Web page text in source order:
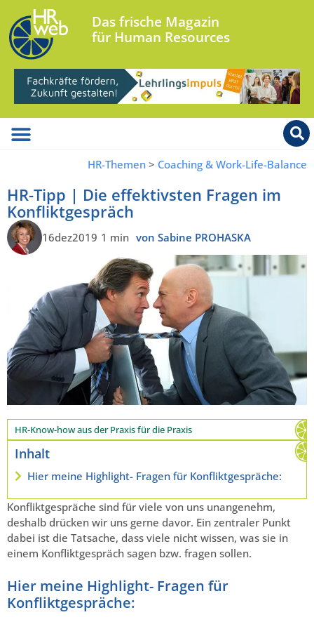
Das frische Magazin
für Human Resources
HR-Themen > Coaching & Work-Life-Balance
HR-Tipp | Die effektivsten Fragen im
Konfliktgespräch
16dez2019 1 min von Sabine PROHASKA
HR-Know-how aus der Praxis für die Praxis
Inhalt
Hier meine Highlight- Fragen für Konfliktgespräche:
Konfliktgespräche sind für viele von uns unangenehm,
deshalb drücken wir uns gerne davor. Ein zentraler Punkt
dabei ist die Tatsache, dass viele nicht wissen, was sie in
einem Konfliktgespräch sagen bzw. fragen sollen.
Hier meine Highlight- Fragen für
Konfliktgespräche: